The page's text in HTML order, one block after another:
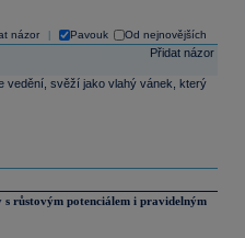
názor Pavouk Od nejnovějších
Přidat názor
vedění, svěží jako vlahý vánek, který
růstovým potenciálem i pravidelným